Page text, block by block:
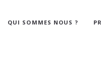
QUI SOMMES NOUS ?